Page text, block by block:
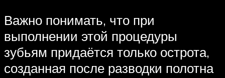
Важно понимать, что при
выполнении этой процедуры
зубьям придаётся только острота,
созданная после разводки полотна